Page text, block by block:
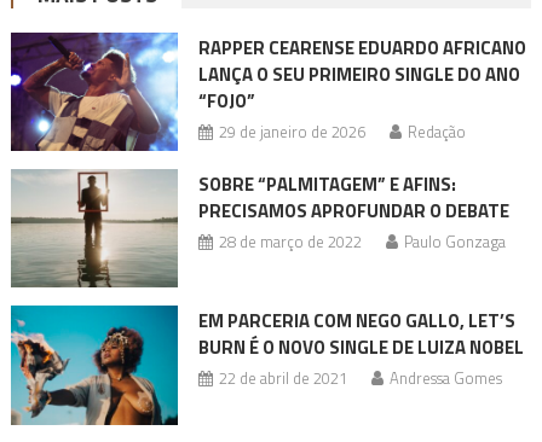
RAPPER CEARENSE EDUARDO AFRICANO
LANÇA O SEU PRIMEIRO SINGLE DO ANO
“FOJO”
29 de janeiro de 2026 Redação
SOBRE “PALMITAGEM” E AFINS:
PRECISAMOS APROFUNDAR O DEBATE
28 de março de 2022 Paulo Gonzaga
EM PARCERIA COM NEGO GALLO, LET’S
BURN É O NOVO SINGLE DE LUIZA NOBEL
22 de abril de 2021 Andressa Gomes